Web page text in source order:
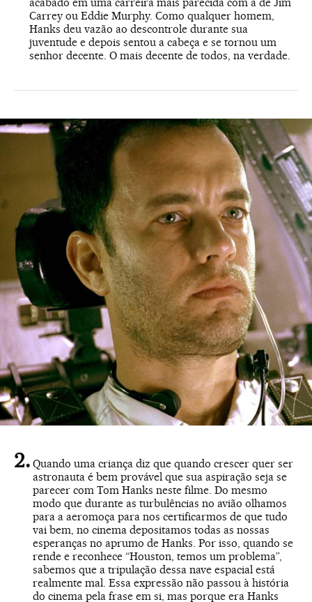
Carrey ou Eddie Murphy. Como qualquer homem,
Hanks deu vazão ao descontrole durante sua
juventude e depois sentou a cabeça e se tornou um
senhor decente. O mais decente de todos, na verdade.
Quando uma criança diz que quando crescer quer ser
astronauta é bem provável que sua aspiração seja se
parecer com Tom Hanks neste filme. Do mesmo
modo que durante as turbulências no avião olhamos
para a aeromoça para nos certificarmos de que tudo
vai bem, no cinema depositamos todas as nossas
esperanças no aprumo de Hanks. Por isso, quando se
rende e reconhece “Houston, temos um problema”,
sabemos que a tripulação dessa nave espacial está
realmente mal. Essa expressão não passou à história
do cinema pela frase em si, mas porque era Hanks